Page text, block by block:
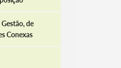
de
Conexas